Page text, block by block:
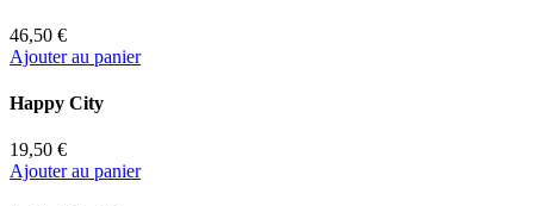
46,50 €
Ajouter au panier
Happy City
19,50 €
Ajouter au panier